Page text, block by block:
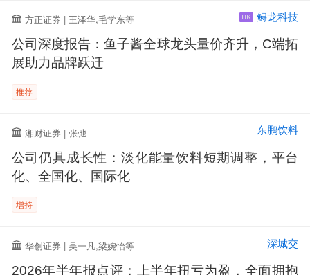
方正证券 | 王泽华,毛学东等 HK 鲟龙科技
公司深度报告：鱼子酱全球龙头量价齐升，C端拓
展助力品牌跃迁
推荐
湘财证券 | 张弛 东鹏饮料
公司仍具成长性：淡化能量饮料短期调整，平台
化、全国化、国际化
增持
华创证券 | 吴一凡,梁婉怡等 深城交
2026年半年报点评：上半年扭亏为盈，全面拥抱